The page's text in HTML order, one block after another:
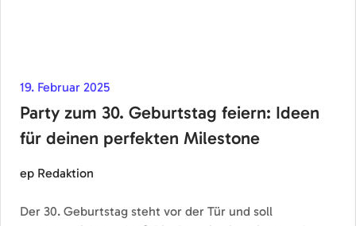
19. Februar 2025
Party zum 30. Geburtstag feiern: Ideen
für deinen perfekten Milestone
ep Redaktion
Der 30. Geburtstag steht vor der Tür und soll